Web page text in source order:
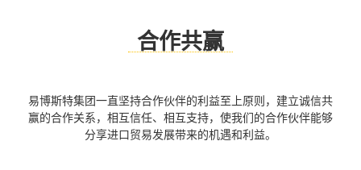
合作共赢
易博斯特集团一直坚持合作伙伴的利益至上原则，建立诚信共
赢的合作关系，相互信任、相互支持，使我们的合作伙伴能够
分享进口贸易发展带来的机遇和利益。